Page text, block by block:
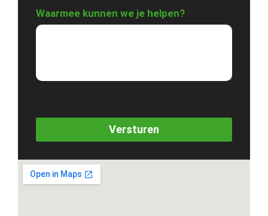
Waarmee kunnen we je helpen?
Versturen